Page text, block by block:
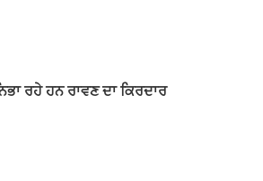
ਰਹੇ ਹਨ ਰਾਵਣ ਦਾ ਕਿਰਦਾਰ